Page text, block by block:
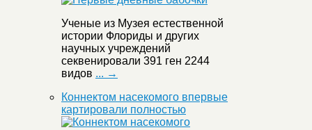
Ученые из Музея естественной
истории Флориды и других
научных учреждений
секвенировали 391 ген 2244
видов ... →
Коннектом насекомого впервые
картировали полностью